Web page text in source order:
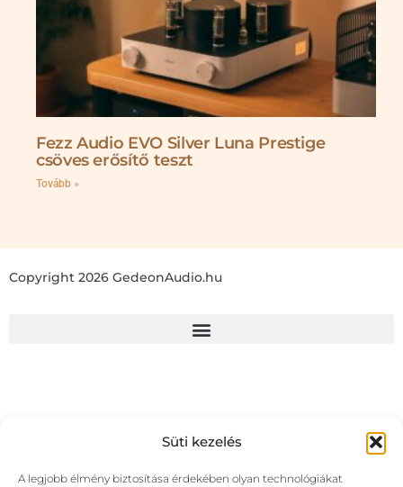
Süti kezelés
A legjobb élmény biztosítása érdekében olyan technológiákat
Fezz Audio EVO Silver Luna Prestige
csöves erősítő teszt
Tovább »
Copyright 2026 GedeonAudio.hu